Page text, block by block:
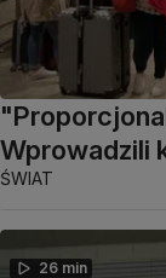
Wprowadzili
ŚWIAT
26 min